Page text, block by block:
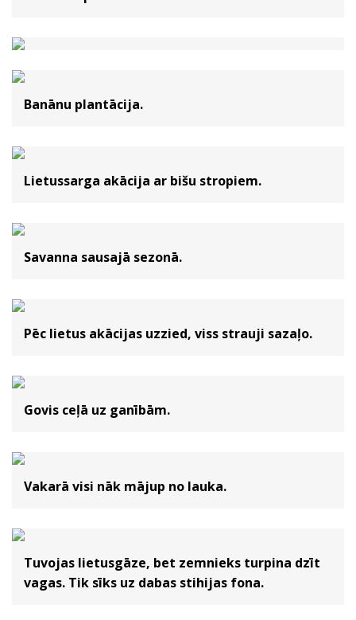
Banānu plantācija.
Lietussarga akācija ar bišu stropiem.
Savanna sausajā sezonā.
Pēc lietus akācijas uzzied, viss strauji sazaļo.
Govis ceļā uz ganībām.
Vakarā visi nāk mājup no lauka.
Tuvojas lietusgāze, bet zemnieks turpina dzīt
vagas. Tik sīks uz dabas stihijas fona.